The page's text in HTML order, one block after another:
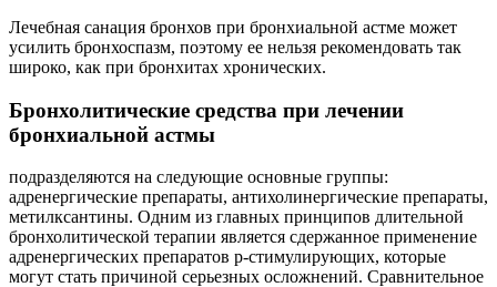
Лечебная санация бронхов при бронхиальной астме может
усилить бронхоспазм, поэтому ее нельзя рекомендовать так
широко, как при бронхитах хронических.
Бронхолитические средства при лечении
бронхиальной астмы
подразделяются на следующие основные группы:
адренергические препараты, антихолинергические препараты,
метилксантины. Одним из главных принципов длительной
бронхолитической терапии является сдержанное применение
адренергических препаратов р-стимулирующих, которые
могут стать причиной серьезных осложнений. Сравнительное